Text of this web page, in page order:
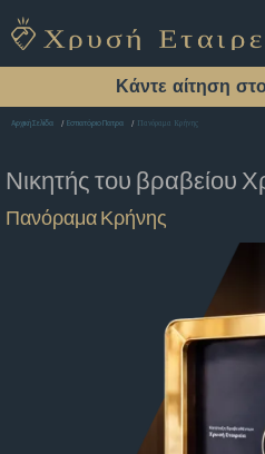
Κάντε αίτηση
Αρχική Σελίδα Εστιατόριο Πατρα Πανόραμα Κρήνης
Νικητής του βραβείου
Πανόραμα Κρήνης